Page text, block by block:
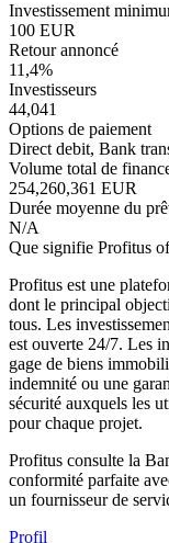
Investissement
100 EUR
Retour annoncé
11,4%
Investisseurs
44,041
Options de paiement
Direct debit, Bank
Volume total de
254,260,361 EUR
Durée moyenne du
N/A
Que signifie Profitus
Profitus est une
dont le principal
tous. Les
est ouverte 24/7. Les
gage de biens
indemnité ou une
sécurité auxquels les
pour chaque projet.
Profitus consulte la
conformité parfaite
un fournisseur de
Profil